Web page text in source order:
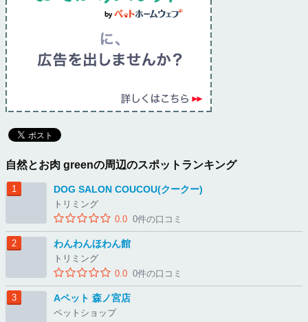
自然とお肉 greenの周辺のスポットランキング
DOG SALON COUCOU(クークー)
トリミング
0.0 0件の口コミ
わんわんほわん館
トリミング
0.0 0件の口コミ
Aペット 森ノ宮店
ペットショップ